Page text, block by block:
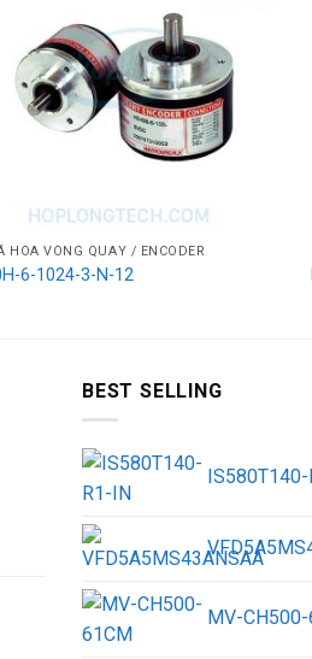
HÓA VÒNG QUAY / ENCODER
6-1024-3-N-12
BEST SELLING
MV-